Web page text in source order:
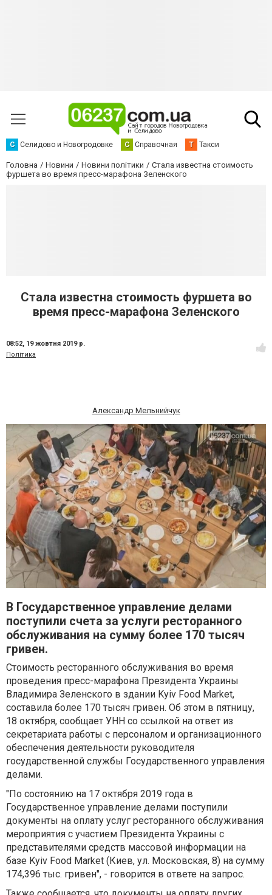
С Селидово и Новогродовке С Справочная Т Такси
Головна Новини Новини політики
Стала известна стоимость
фуршета во время пресс-марафона Зеленского
Стала известна стоимость фуршета во
время пресс-марафона Зеленского
08:52, 19 жовтня 2019 р.
Політика
Александр Мельнийчук
В Государственное управление делами
поступили счета за услуги ресторанного
обслуживания на сумму более 170 тысяч
гривен.
Стоимость ресторанного обслуживания во время
проведения пресс-марафона Президента Украины
Владимира Зеленского в здании Kyiv Food Market,
составила более 170 тысяч гривен. Об этом в пятницу,
18 октября, сообщает УНН со ссылкой на ответ из
секретариата работы с персоналом и организационного
обеспечения деятельности руководителя
государственной службы Государственного управления
делами.
"По состоянию на 17 октября 2019 года в
Государственное управление делами поступили
документы на оплату услуг ресторанного обслуживания
мероприятия с участием Президента Украины с
представителями средств массовой информации на
базе Kyiv Food Market (Киев, ул. Московская, 8) на сумму
174,396 тыс. гривен", - говорится в ответе на запрос.